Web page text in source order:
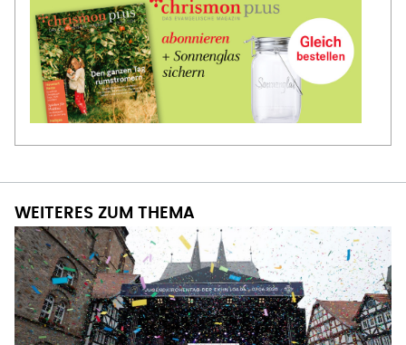
WEITERES ZUM THEMA